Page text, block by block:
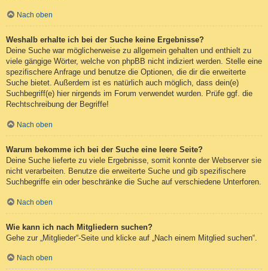
Nach oben
Weshalb erhalte ich bei der Suche keine Ergebnisse?
Deine Suche war möglicherweise zu allgemein gehalten und enthielt zu
viele gängige Wörter, welche von phpBB nicht indiziert werden. Stelle eine
spezifischere Anfrage und benutze die Optionen, die dir die erweiterte
Suche bietet. Außerdem ist es natürlich auch möglich, dass dein(e)
Suchbegriff(e) hier nirgends im Forum verwendet wurden. Prüfe ggf. die
Rechtschreibung der Begriffe!
Nach oben
Warum bekomme ich bei der Suche eine leere Seite?
Deine Suche lieferte zu viele Ergebnisse, somit konnte der Webserver sie
nicht verarbeiten. Benutze die erweiterte Suche und gib spezifischere
Suchbegriffe ein oder beschränke die Suche auf verschiedene Unterforen.
Nach oben
Wie kann ich nach Mitgliedern suchen?
Gehe zur „Mitglieder“-Seite und klicke auf „Nach einem Mitglied suchen“.
Nach oben